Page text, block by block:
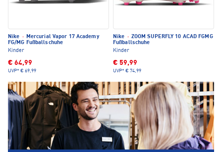
Nike ·
Mercurial Vapor 17 Academy
FG/MG Fußballschuhe
Kinder
€ 64,99
UVP* € 69,99
Nike · ZOOM SUPERFLY 10 ACAD FGMG
Fußballschuhe
Kinder
€ 59,99
UVP* € 74,99